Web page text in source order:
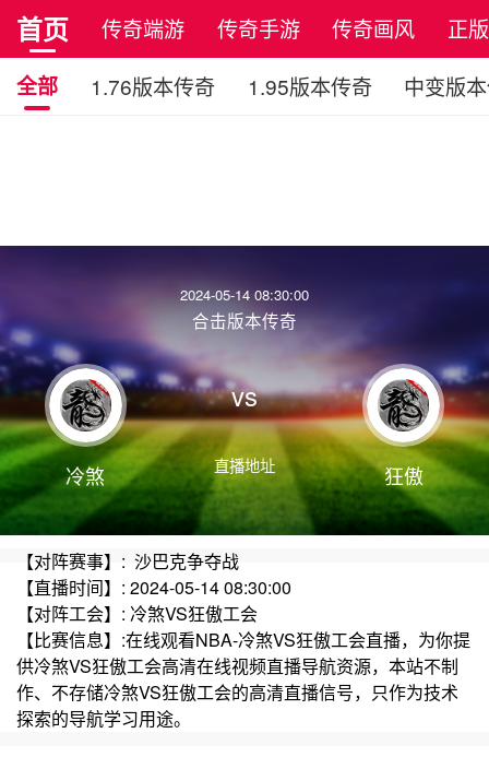
首页 传奇端游 传奇手游 传奇画风
正
全部
1.76版本传奇 1.95版本传奇 中变版
2024-05-14 08:30:00
合击版本传奇
冷煞
vs
直播地址 狂傲
【对阵赛事】: 沙巴克争夺战
【直播时间】: 2024-05-14 08:30:00
【对阵工会】: 冷煞VS狂傲工会
【比赛信息】:在线观看NBA-冷煞VS狂傲工会直播，为你提
供冷煞VS狂傲工会高清在线视频直播导航资源，本站不制
作、不存储冷煞VS狂傲工会的高清直播信号，只作为技术
探索的导航学习用途。